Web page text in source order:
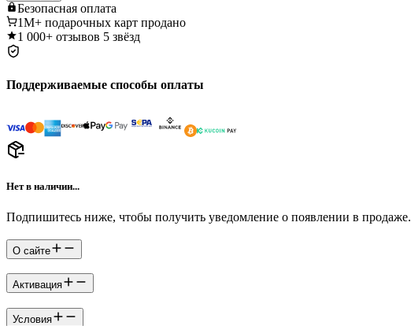
Безопасная оплата
1M+ подарочных карт продано
1 000+ отзывов 5 звёзд
Поддерживаемые способы оплаты
Нет в наличии...
Подпишитесь ниже, чтобы получить уведомление о появлении в продаже.
О сайте
Активация
Условия